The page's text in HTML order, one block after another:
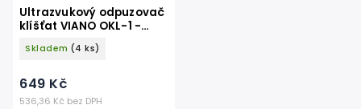
Ultrazvukový odpuzovač
klíšťat VIANO OKL-1 -
napájení na baterie
1xCR2032 v balení
Skladem (4 ks)
536,36 Kč bez DPH
649 Kč